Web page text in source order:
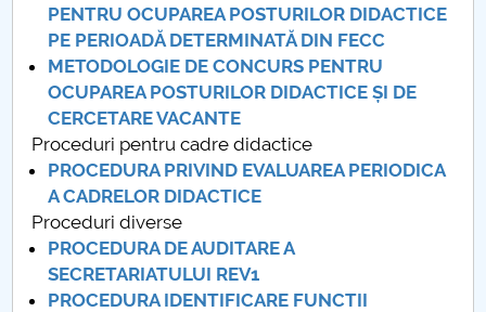
Sénat universitaire
Facultés
STUDENTI CUP
Ghiduri pentru STUDENȚI
Relations publiques
Relations Internationales
PENTRU OCUPAREA POSTURILOR DIDACTICE
PE PERIOADĂ DETERMINATĂ DIN FECC
METODOLOGIE DE CONCURS PENTRU
OCUPAREA POSTURILOR DIDACTICE ȘI DE
CERCETARE VACANTE
Proceduri pentru cadre didactice
PROCEDURA PRIVIND EVALUAREA PERIODICA
A CADRELOR DIDACTICE
Proceduri diverse
PROCEDURA DE AUDITARE A
SECRETARIATULUI REV1
PROCEDURA IDENTIFICARE FUNCTII